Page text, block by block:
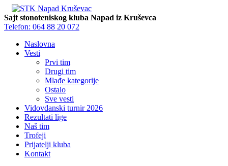
Sajt stonoteniskog kluba Napad iz Kruševca
Telefon: 064 88 20 072
Naslovna
Vesti
Prvi tim
Drugi tim
Mlađe kategorije
Ostalo
Sve vesti
Vidovdanski turnir 2026
Rezultati lige
Naš tim
Trofeji
Prijatelji kluba
Kontakt